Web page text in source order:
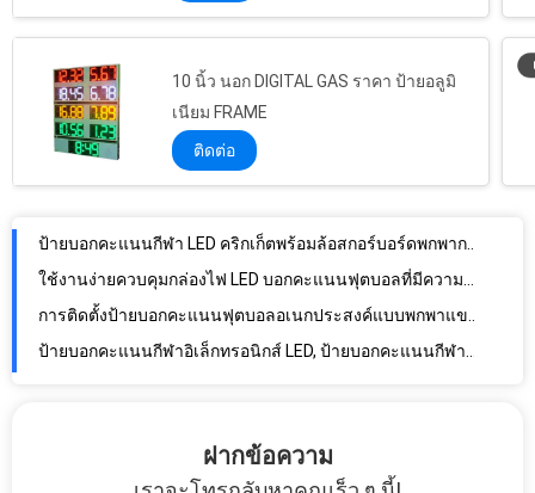
10 นิ้ว นอก DIGITAL GAS ราคา ป้ายอลูมิ
เนียม FRAME
ติดต่อ
เหล็ก / โครงเหล็ก LED คริกเก็ตสกอร์บอร์ดรีโมท 12 นิ้ว 300 มม. ความสูงหลัก
ป้ายบอกคะแนนกีฬา LED คริกเก็ตพร้อมล้อสกอร์บอร์ดพกพากลางแจ้งสำหรับคริกเก็ต
การติดตั้งป้ายบอกคะแนนฟุตบอลอเนกประสงค์แบบพกพาแขวน / ติดตั้ง
ป้ายบอกคะแนนกีฬาอิเล็กทรอนิกส์ LED, ป้ายบอกคะแนนกีฬาหลายหน้ากัน UV
โปรแกรมบอกคะแนนฟุตบอลแบบพกพาในเชิงพาณิชย์ที่มีตัวยึดแบบแขวน
บอร์ดแสดงผลคะแนนดิจิตอลความละเอียดสูงสำหรับฟุตบอล OEM / ODM
ฝากข้อความ